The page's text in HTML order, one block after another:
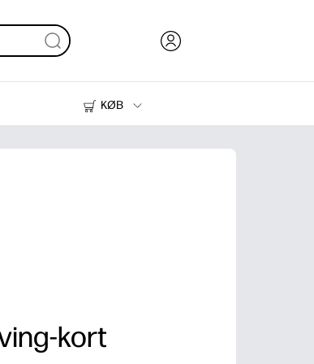
KØB
Printere
kort